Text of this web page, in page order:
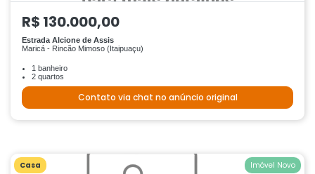
R$ 130.000,00
Estrada Alcione de Assis
Maricá - Rincão Mimoso (Itaipuaçu)
1 banheiro
2 quartos
Contato via chat no anúncio original
Casa Imóvel Novo